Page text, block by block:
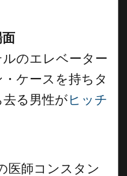
ルのエレベーター
ケースを持ちタ
る男性が ヒッチ
医師コンスタン